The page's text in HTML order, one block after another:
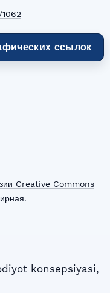
ссылок
Creative Commons
.
konsepsiyasi,